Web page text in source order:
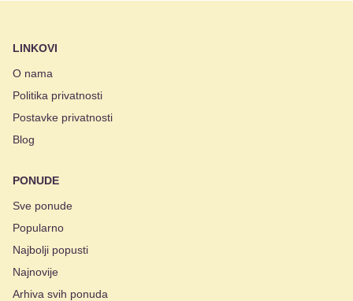
LINKOVI
O nama
Politika privatnosti
Postavke privatnosti
Blog
PONUDE
Sve ponude
Popularno
Najbolji popusti
Najnovije
Arhiva svih ponuda